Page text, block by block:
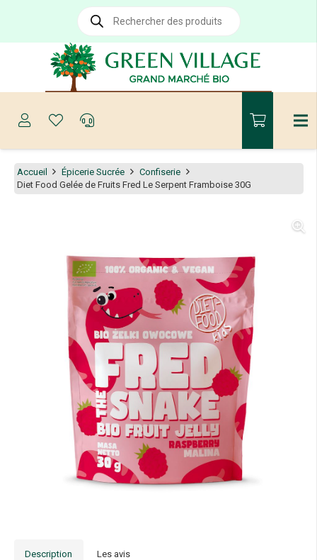
Recherche
produits
Accueil Épicerie Sucrée
Confiserie
Diet Food Gelée de Fruits Fred Le Serpent Framboise 30G
Description Les avis